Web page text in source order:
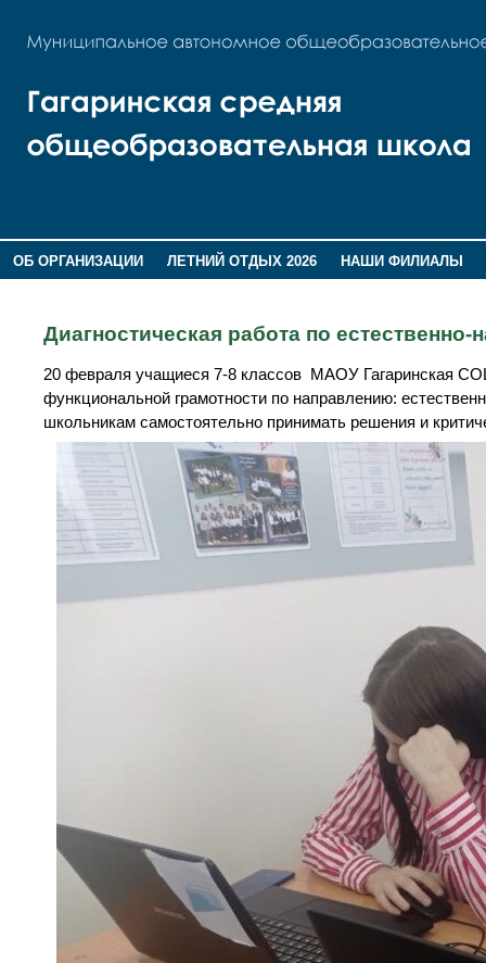
ОБ ОРГАНИЗАЦИИ ЛЕТНИЙ ОТДЫХ 2026
НАШИ ФИЛИАЛЫ
Диагностическая работа по естественно-
20 февраля учащиеся 7-8 классов МАОУ Гагаринская
функциональной грамотности по направлению:
школьникам самостоятельно принимать решения и